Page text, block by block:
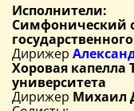
Исполнители:
Симфонический
Дирижер
Хоровая капелла
университета
Дирижер Михаил